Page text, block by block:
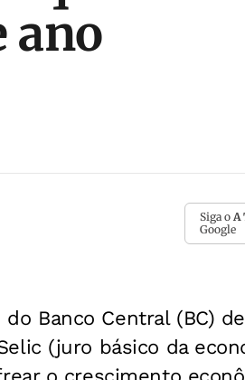
ano
Siga o A
Google
Banco Central (BC)
(juro básico da